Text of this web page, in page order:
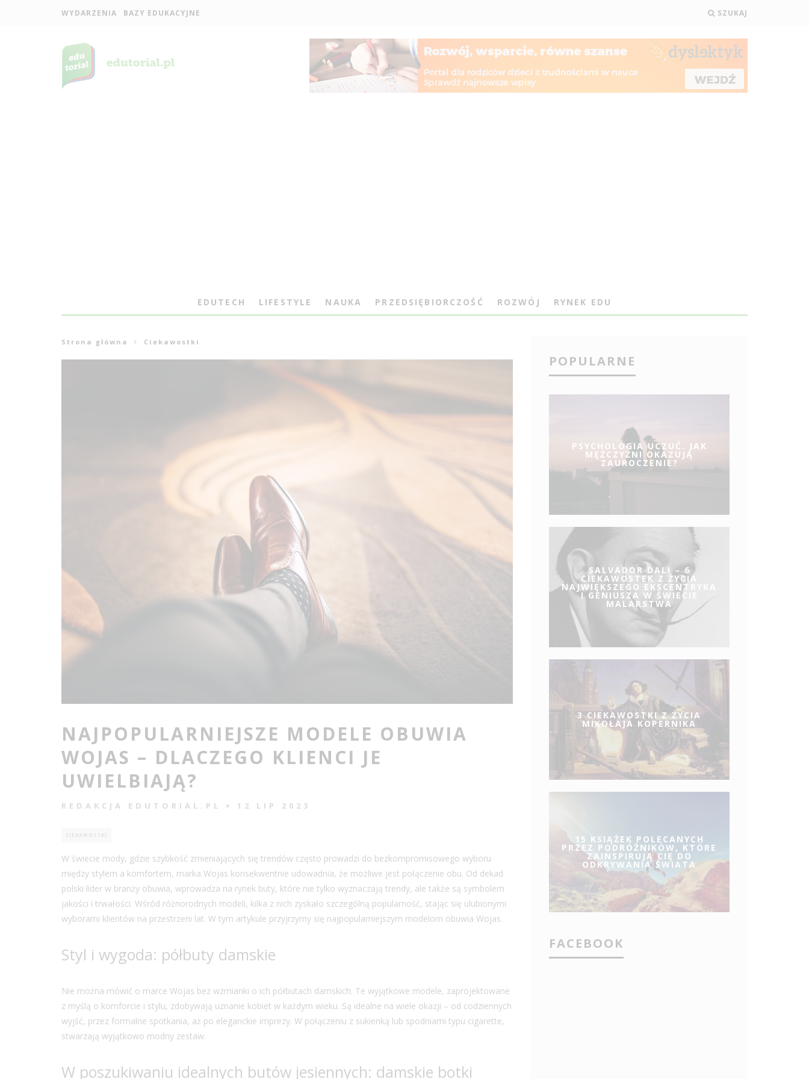
WYDARZENIA BAZY EDUKACYJNE SZUKAJ
EDUTECH LIFESTYLE NAUKA PRZEDSIĘBIORCZOŚĆ ROZWÓJ RYNEK EDU
Strona główna Ciekawostki
NAJPOPULARNIEJSZE MODELE OBUWIA
WOJAS – DLACZEGO KLIENCI JE
UWIELBIAJĄ?
REDAKCJA EDUTORIAL.PL 12 LIP 2023
CIEKAWOSTKI
W świecie mody, gdzie szybkość zmieniających się trendów często prowadzi do bezkompromisowego wyboru
między stylem a komfortem, marka Wojas konsekwentnie udowadnia, że możliwe jest połączenie obu. Od dekad
polski lider w branży obuwia, wprowadza na rynek buty, które nie tylko wyznaczają trendy, ale także są symbolem
jakości i trwałości. Wśród różnorodnych modeli, kilka z nich zyskało szczególną popularność, stając się ulubionymi
wyborami klientów na przestrzeni lat. W tym artykule przyjrzymy się najpopularniejszym modelom obuwia Wojas.
Styl i wygoda: półbuty damskie
Nie można mówić o marce Wojas bez wzmianki o ich półbutach damskich. Te wyjątkowe modele, zaprojektowane
z myślą o komforcie i stylu, zdobywają uznanie kobiet w każdym wieku. Są idealne na wiele okazji – od codziennych
wyjść, przez formalne spotkania, aż po eleganckie imprezy. W połączeniu z sukienką lub spodniami typu cigarette,
stwarzają wyjątkowo modny zestaw.
W poszukiwaniu idealnych butów jesiennych: damskie botki
POPULARNE
PSYCHOLOGIA UCZUĆ. JAK
MĘŻCZYŹNI OKAZUJĄ
ZAUROCZENIE?
SALVADOR DALI – 6
CIEKAWOSTEK Z ŻYCIA
NAJWIĘKSZEGO EKSCENTRYKA
I GENIUSZA W ŚWIECIE
MALARSTWA
3 CIEKAWOSTKI Z ŻYCIA
MIKOŁAJA KOPERNIKA
15 KSIĄŻEK POLECANYCH
PRZEZ PODRÓŻNIKÓW, KTÓRE
ZAINSPIRUJĄ CIĘ DO
ODKRYWANIA ŚWIATA
FACEBOOK